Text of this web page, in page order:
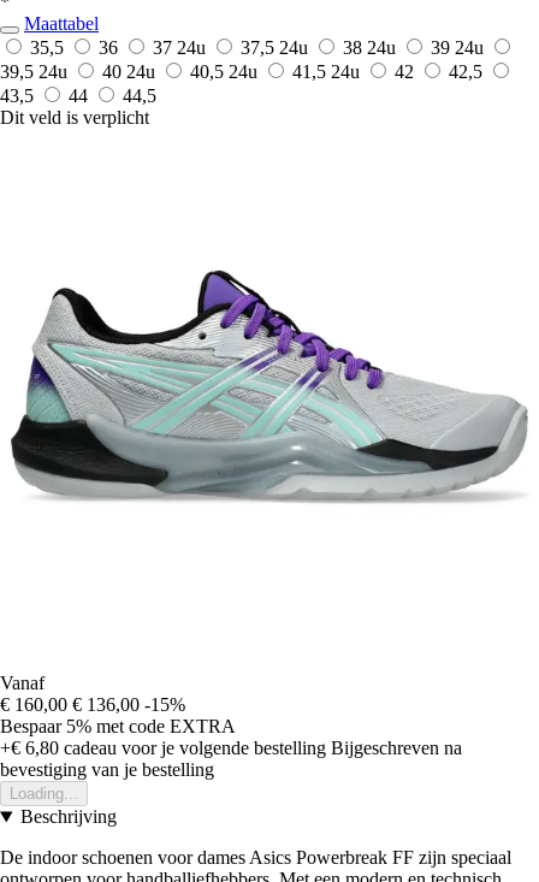
Maattabel
35,5
36 37 24u 37,5 24u 38 24u 39 24u
39,5 24u 40 24u 40,5 24u 41,5 24u 42
42,5
43,5
44
44,5
Dit veld is verplicht
Vanaf
€ 160,00 € 136,00 -15%
Bespaar 5% met code EXTRA
+€ 6,80 cadeau voor je volgende bestelling Bijgeschreven na
bevestiging van je bestelling
Loading...
Beschrijving
De indoor schoenen voor dames Asics Powerbreak FF zijn speciaal